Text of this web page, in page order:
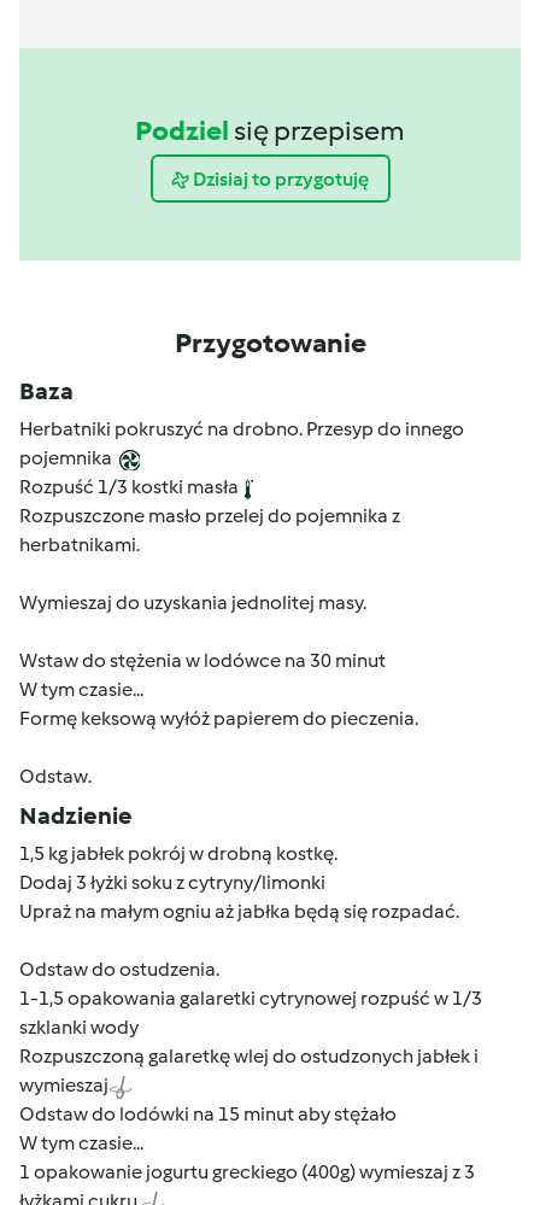
Podziel się przepisem
Dzisiaj to przygotuję
Przygotowanie
Baza
Herbatniki pokruszyć na drobno. Przesyp do innego
pojemnika
Rozpuść 1/3 kostki masła
Rozpuszczone masło przelej do pojemnika z
herbatnikami.
Wymieszaj do uzyskania jednolitej masy.
Wstaw do stężenia w lodówce na 30 minut
W tym czasie...
Formę keksową wyłóż papierem do pieczenia.
Odstaw.
Nadzienie
1,5 kg jabłek pokrój w drobną kostkę.
Dodaj 3 łyżki soku z cytryny/limonki
Upraż na małym ogniu aż jabłka będą się rozpadać.
Odstaw do ostudzenia.
1-1,5 opakowania galaretki cytrynowej rozpuść w 1/3
szklanki wody
Rozpuszczoną galaretkę wlej do ostudzonych jabłek i
wymieszaj
Odstaw do lodówki na 15 minut aby stężało
W tym czasie...
1 opakowanie jogurtu greckiego (400g) wymieszaj z 3